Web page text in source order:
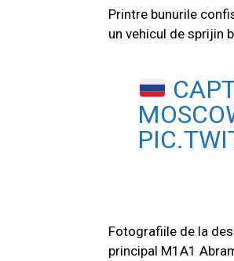
Printre bunurile
un vehicul de sprijin
Fotografiile de la
principal M1A1